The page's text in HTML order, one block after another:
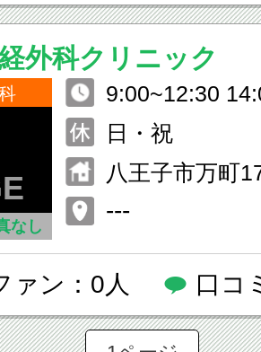
外科クリニック
なし
9:00~12:30
日・祝
八王子市万町
---
ァン：0人 口コ